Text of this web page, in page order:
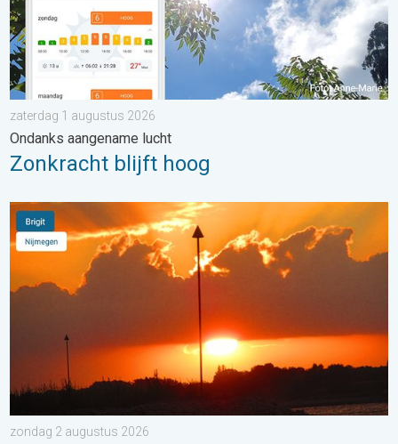
zaterdag 1 augustus 2026
Ondanks aangename lucht
Zonkracht blijft hoog
Stuur jouw weerfoto van de week!. Weer&Radar uploader. . .
zondag 2 augustus 2026